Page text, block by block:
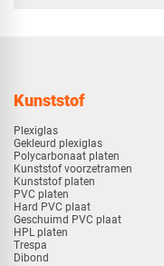
Kunststof
Plexiglas
Gekleurd plexiglas
Polycarbonaat platen
Kunststof voorzetramen
Kunststof platen
PVC platen
Hard PVC plaat
Geschuimd PVC plaat
HPL platen
Trespa
Dibond